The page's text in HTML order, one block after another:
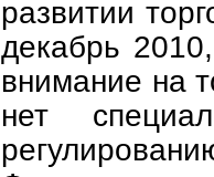
развитии
декабрь
внимание на
нет